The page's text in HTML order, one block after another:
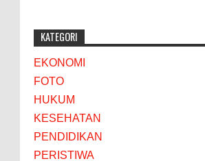
KATEGORI
EKONOMI
FOTO
HUKUM
KESEHATAN
PENDIDIKAN
PERISTIWA